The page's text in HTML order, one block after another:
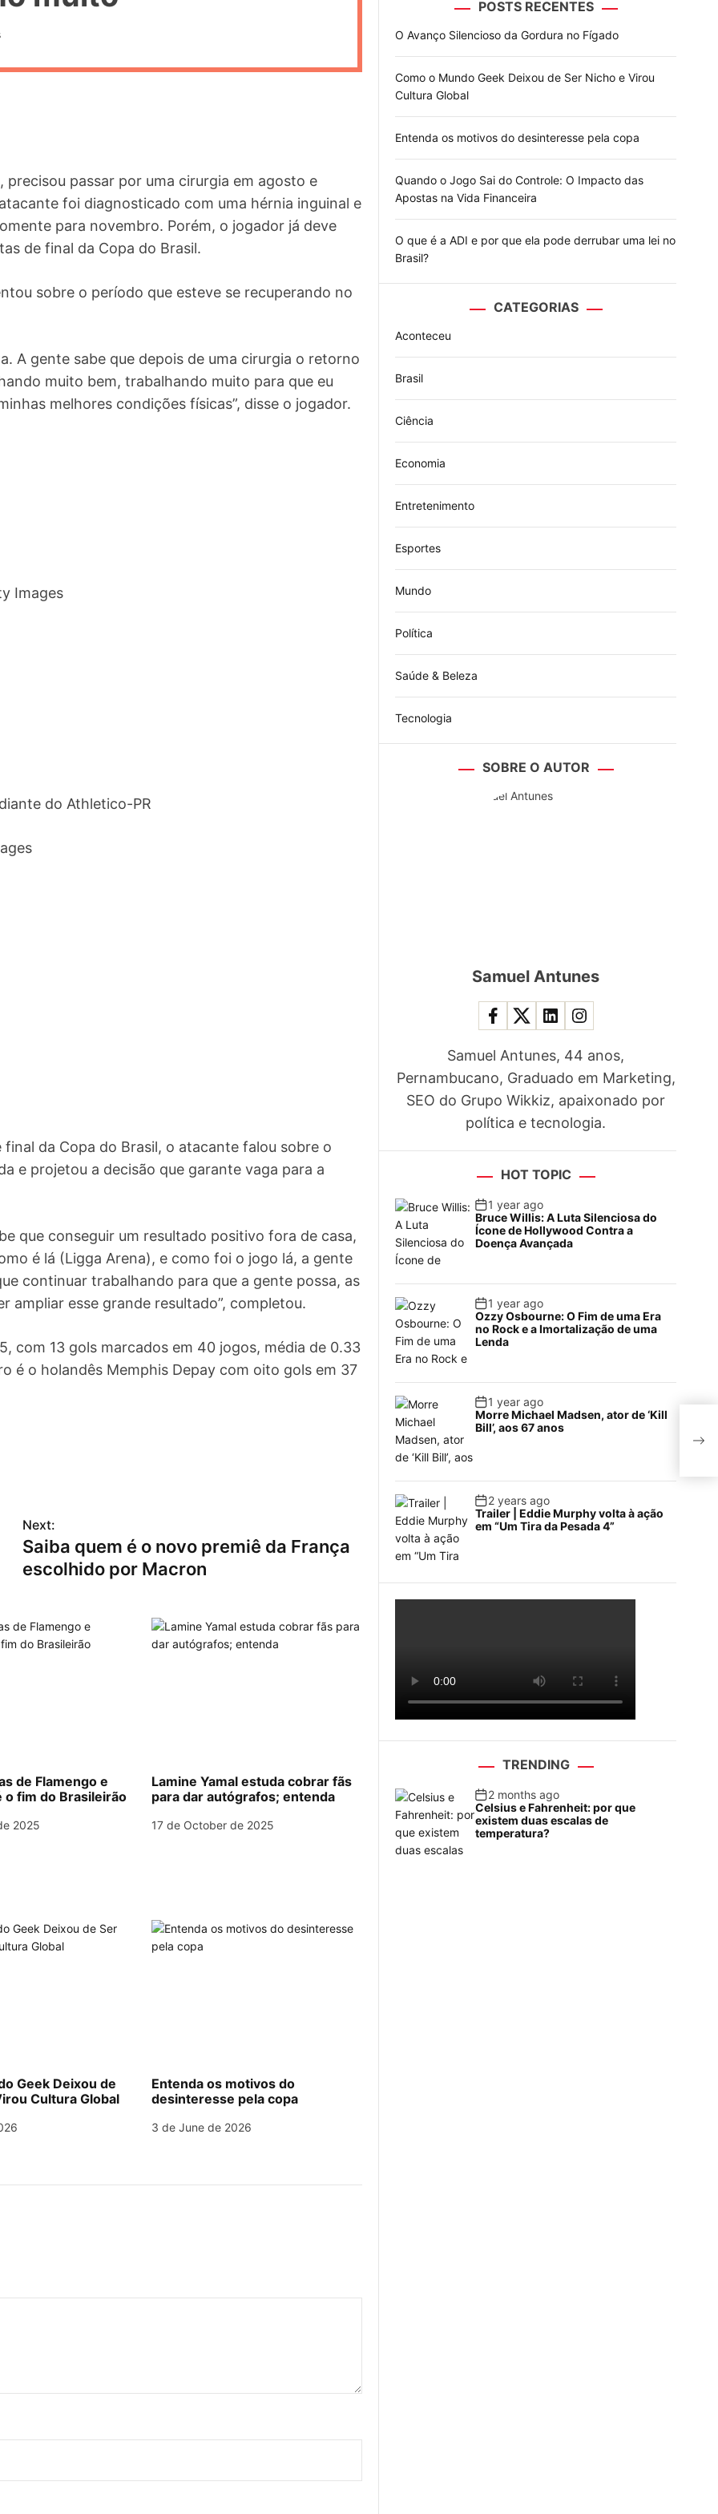
o
e
passar por uma cirurgia em agosto e
foi diagnosticado com uma hérnia inguinal e
para novembro. Porém, o jogador já deve
de final da Copa do Brasil.
sobre o período que esteve se recuperando no
A gente sabe que depois de uma cirurgia o retorno
muito bem, trabalhando muito para que eu
melhores condições físicas”, disse o jogador.
Images
do Athletico-PR
da Copa do Brasil, o atacante falou sobre o
e projetou a decisão que garante vaga para a
que conseguir um resultado positivo fora de casa,
é lá (Ligga Arena), e como foi o jogo lá, a gente
continuar trabalhando para que a gente possa, as
ampliar esse grande resultado”, completou.
com 13 gols marcados em 40 jogos, média de 0.33
é o holandês Memphis Depay com oito gols em 37
Next:
Saiba quem é o novo premiê da França
escolhido por Macron
de Flamengo e
o fim do Brasileirão
2025
Lamine Yamal estuda cobrar fãs
para dar autógrafos; entenda
17 de October de 2025
Geek Deixou de
Cultura Global
Entenda os motivos do
desinteresse pela copa
3 de June de 2026
POSTS RECENTES
O Avanço Silencioso da Gordura no Fígado
Como o Mundo Geek Deixou de Ser Nicho e Virou
Cultura Global
Entenda os motivos do desinteresse pela copa
Quando o Jogo Sai do Controle: O Impacto das
Apostas na Vida Financeira
O que é a ADI e por que ela pode derrubar uma lei no
Brasil?
CATEGORIAS
Aconteceu
Brasil
Ciência
Economia
Entretenimento
Esportes
Mundo
Política
Saúde & Beleza
Tecnologia
SOBRE O AUTOR
Samuel Antunes
Samuel Antunes, 44 anos,
Pernambucano, Graduado em Marketing,
SEO do Grupo Wikkiz, apaixonado por
política e tecnologia.
HOT TOPIC
1 year ago
Bruce Willis: A Luta Silenciosa do
Ícone de Hollywood Contra a
Doença Avançada
1 year ago
Ozzy Osbourne: O Fim de uma Era
no Rock e a Imortalização de uma
Lenda
1 year ago
Morre Michael Madsen, ator de ‘Kill
Bill’, aos 67 anos
2 years ago
Trailer | Eddie Murphy volta à ação
em “Um Tira da Pesada 4”
TRENDING
2 months ago
Celsius e Fahrenheit: por que
existem duas escalas de
temperatura?